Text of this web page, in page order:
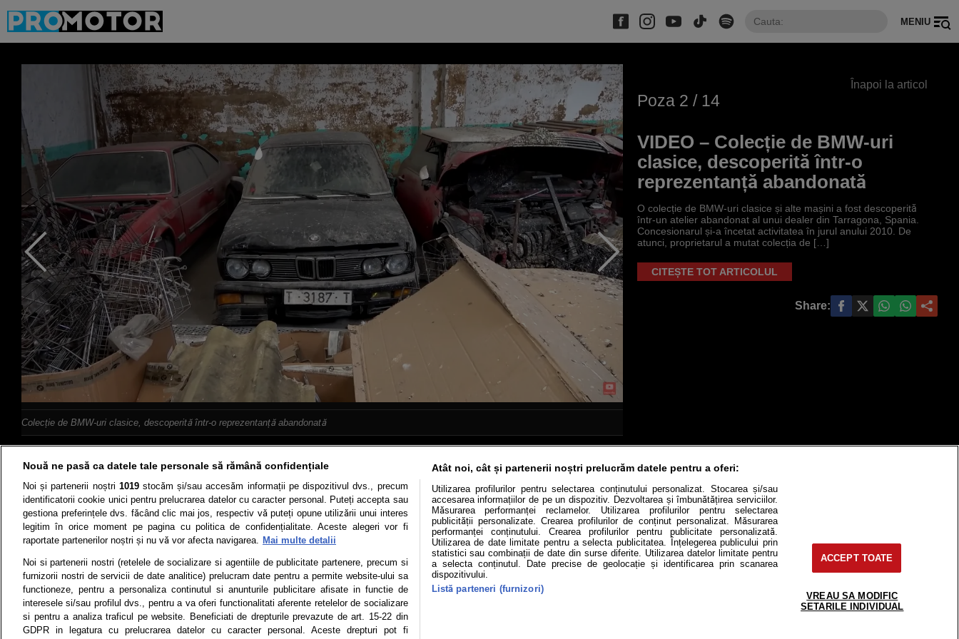
MENIU
Colecție de BMW-uri clasice, descoperită într-o reprezentanță abandonată
Înapoi la articol
Poza 2 / 14
VIDEO – Colecție de BMW-uri
clasice, descoperită într-o
reprezentanță abandonată
O colecție de BMW-uri clasice și alte mașini a fost descoperită
într-un atelier abandonat al unui dealer din Tarragona, Spania.
Concesionarul și-a încetat activitatea în jurul anului 2010. De
atunci, proprietarul a mutat colecția de […]
CITEȘTE TOT ARTICOLUL
Share:
Știri Test drive Mașini electrice Utile Video Podcast cu Prioritate Cât costă?
Termeni si conditii Politica de confidentialitate Politica de cookies Echipa editorială Contact Modifică Setările
Toate drepturile rezervate | Citarea se poate face în limita a 250 de semne. Nicio instituţie sau persoană (site-uri, instituţii mass-media, firme de
monitorizare) nu poate reproduce integral scrierile publicistice purtătoare de Drepturi de Autor fără acordul nostru.
© 2026 - ARC MEDIA PUBLISHING SRL, Adresa: București, Sos Fabrica de Glucoză, nr. 21, parter, sector 2, J2016000631407, CIF: RO35451445
Nouă ne pasă ca datele tale personale să rămână confidențiale
Noi și partenerii noștri 1019stocăm și/sau accesăm informații pe dispozitivul dvs., precum
identificatorii cookie unici pentru prelucrarea datelor cu caracter personal. Puteți accepta sau
gestiona preferințele dvs. făcând clic mai jos, respectiv vă puteți opune utilizării unui interes
legitim în orice moment pe pagina cu politica de confidențialitate. Aceste alegeri vor fi
raportate partenerilor noștri și nu vă vor afecta navigarea. Mai multe detalii
Noi si partenerii nostri (retelele de socializare si agentiile de publicitate partenere, precum si
furnizorii nostri de servicii de date analitice) prelucram date pentru a permite website-ului sa
functioneze, pentru a personaliza continutul si anunturile publicitare afisate in functie de
interesele si/sau profilul dvs., pentru a va oferi functionalitati aferente retelelor de socializare
si pentru a analiza traficul pe website. Beneficiati de drepturile prevazute de art. 15-22 din
GDPR in legatura cu prelucrarea datelor cu caracter personal. Aceste drepturi pot fi
Atât noi, cât și partenerii noștri prelucrăm datele pentru a oferi:
Utilizarea profilurilor pentru selectarea conținutului personalizat. Stocarea și/sau
accesarea informațiilor de pe un dispozitiv. Dezvoltarea și îmbunătățirea serviciilor.
Măsurarea performanței reclamelor. Utilizarea profilurilor pentru selectarea
publicității personalizate. Crearea profilurilor de conținut personalizat. Măsurarea
performanței conținutului. Crearea profilurilor pentru publicitate personalizată.
Utilizarea de date limitate pentru a selecta publicitatea. Înțelegerea publicului prin
statistici sau combinații de date din surse diferite. Utilizarea datelor limitate pentru
a selecta conținutul. Date precise de geolocație și identificarea prin scanarea
dispozitivului.
Listă parteneri (furnizori)
ACCEPT TOATE
VREAU SA MODIFIC
SETARILE INDIVIDUAL